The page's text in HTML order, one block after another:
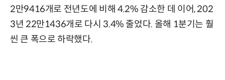
2만9416개로 전년도에 비해 4.2% 감소한 데 이어, 202
3년 22만1436개로 다시 3.4% 줄었다. 올해 1분기는 훨
씬 큰 폭으로 하락했다.